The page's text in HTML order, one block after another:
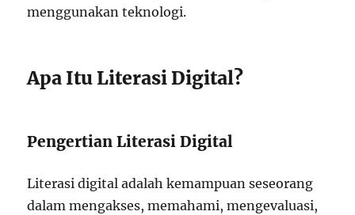
menggunakan teknologi.
Apa Itu Literasi Digital?
Pengertian Literasi Digital
Literasi digital adalah kemampuan seseorang
dalam mengakses, memahami, mengevaluasi,